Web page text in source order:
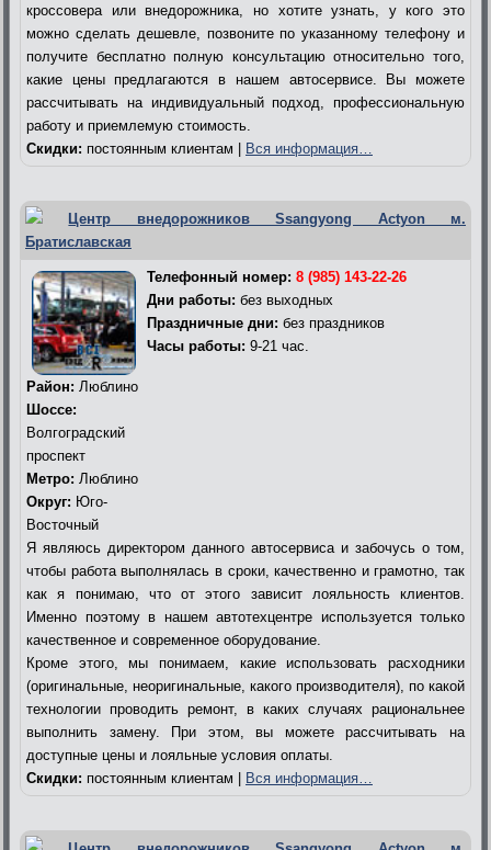
кроссовера или внедорожника, но хотите узнать, у кого это
можно сделать дешевле, позвоните по указанному телефону и
получите бесплатно полную консультацию относительно того,
какие цены предлагаются в нашем автосервисе. Вы можете
рассчитывать на индивидуальный подход, профессиональную
работу и приемлемую стоимость.
Скидки: постоянным клиентам | Вся информация…
Центр внедорожников Ssangyong Actyon м.
Братиславская
Телефонный номер: 8 (985) 143-22-26
Дни работы: без выходных
Праздничные дни: без праздников
Часы работы: 9-21 час.
Район: Люблино
Шоссе:
Волгоградский
проспект
Метро: Люблино
Округ: Юго-
Восточный
Я являюсь директором данного автосервиса и забочусь о том,
чтобы работа выполнялась в сроки, качественно и грамотно, так
как я понимаю, что от этого зависит лояльность клиентов.
Именно поэтому в нашем автотехцентре используется только
качественное и современное оборудование.
Кроме этого, мы понимаем, какие использовать расходники
(оригинальные, неоригинальные, какого производителя), по какой
технологии проводить ремонт, в каких случаях рациональнее
выполнить замену. При этом, вы можете рассчитывать на
доступные цены и лояльные условия оплаты.
Скидки: постоянным клиентам | Вся информация…